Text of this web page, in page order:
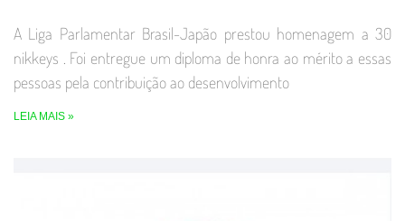
A Liga Parlamentar Brasil-Japão prestou homenagem a 30
nikkeys . Foi entregue um diploma de honra ao mérito a essas
pessoas pela contribuição ao desenvolvimento
LEIA MAIS »